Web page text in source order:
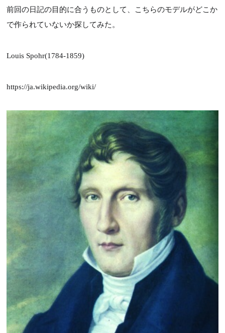
前回の日記の目的に合うものとして、こちらのモデルがどこか
で作られていないか探してみた。
Louis Spohr(1784-1859)
https://ja.wikipedia.org/wiki/